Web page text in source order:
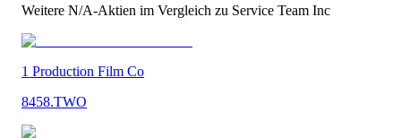
Weitere N/A-Aktien im Vergleich zu Service Team Inc
1 Production Film Co
8458.TWO